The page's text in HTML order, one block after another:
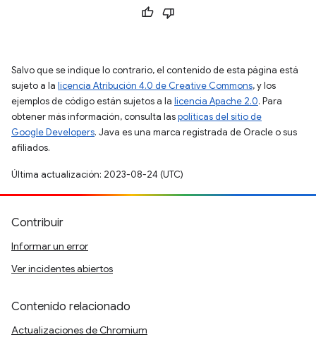
Salvo que se indique lo contrario, el contenido de esta página está
sujeto a la licencia Atribución 4.0 de Creative Commons, y los
ejemplos de código están sujetos a la licencia Apache 2.0. Para
obtener más información, consulta laspolíticas del sitio de
Google Developers. Java es una marca registrada de Oracle o sus
afiliados.
Última actualización: 2023-08-24 (UTC)
Contribuir
Informar un error
Ver incidentes abiertos
Contenido relacionado
Actualizaciones de Chromium